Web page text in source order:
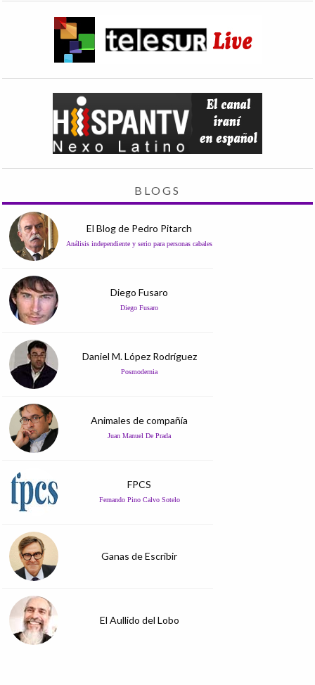
BLOGS
El Blog de Pedro Pitarch
Análisis independiente y serio para personas cabales
Diego Fusaro
Diego Fusaro
Daniel M. López Rodríguez
Posmodernia
Animales de compañía
Juan Manuel De Prada
FPCS
Fernando Pino Calvo Sotelo
Ganas de Escribir
El Aullido del Lobo